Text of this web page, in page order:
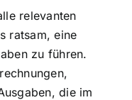
relevanten
ratsam, eine
zu führen.
die im